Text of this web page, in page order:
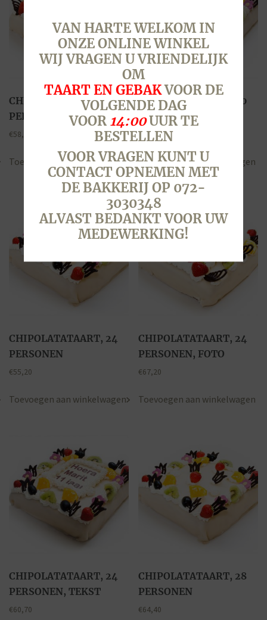
CHIPOLATATAART, 20
PERSONEN, FOTO
€58,00
Toevoegen aan winkelwagen
CHIPOLATATAART, 20
PERSONEN, TEKST
€ 51,50
Toevoegen aan winkelwagen
CHIPOLATATAART, 24
PERSONEN
€55,20
Toevoegen aan winkelwagen
CHIPOLATATAART, 24
PERSONEN, FOTO
€67,20
Toevoegen aan winkelwagen
CHIPOLATATAART, 24
PERSONEN, TEKST
€60,70
CHIPOLATATAART, 28
PERSONEN
€64,40
VAN HARTE WELKOM IN
ONZE ONLINE WINKEL
WIJ VRAGEN U VRIENDELIJK
OM
TAART EN GEBAKVOOR DE
VOLGENDE DAG
VOOR 14:00UUR TE
BESTELLEN
VOOR VRAGEN KUNT U
CONTACT OPNEMEN MET
DE BAKKERIJ OP 072-
3030348
ALVAST BEDANKT VOOR UW
MEDEWERKING!